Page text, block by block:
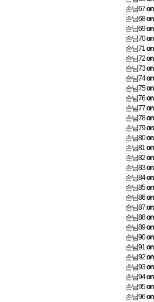
손님67on
손님68on
손님69on
손님70on
손님71on
손님72on
손님73on
손님74on
손님75on
손님76on
손님77on
손님78on
손님79on
손님80on
손님81on
손님82on
손님83on
손님84on
손님85on
손님86on
손님87on
손님88on
손님89on
손님90on
손님91on
손님92on
손님93on
손님94on
손님95on
손님96on